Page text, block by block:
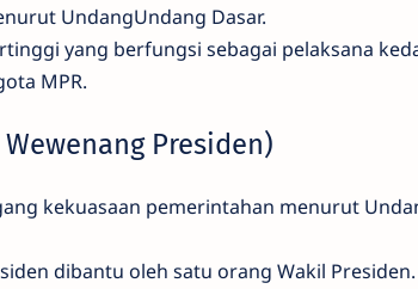
UndangUndang Dasar.
yang berfungsi sebagai pelaksana
MPR.
Wewenang Presiden)
kekuasaan pemerintahan menurut
dibantu oleh satu orang Wakil Presiden.